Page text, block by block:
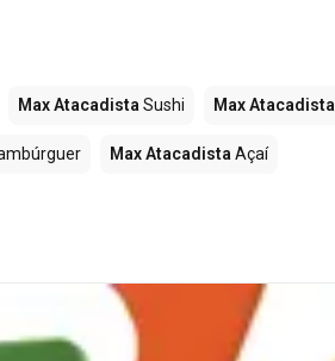
Max Atacadista Sushi Max Atacadista
Max Atacadista Açaí